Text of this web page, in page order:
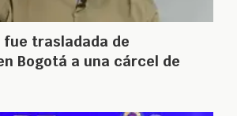
fue trasladada de
Bogotá a una cárcel de